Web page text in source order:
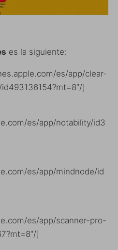
es la siguiente:
es/app/clear-
]
es/app/notability/id3
es/app/mindnode/id
es/app/scanner-pro-
]